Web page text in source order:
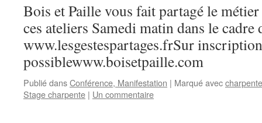
Bois et Paille vous fait partagé le
ces ateliers Samedi matin dans le cadre
www.lesgestespartages.frSur
possiblewww.boisetpaille.com
Publié dansConférence, Manifestation | Marqué aveccharpente
Stage charpente | Un commentaire